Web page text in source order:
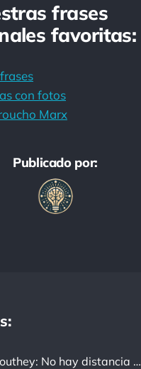
frases
favoritas:
con fotos
Marx
Publicado por:
Robert Southey: No hay distancia o tiempo que pueda disminuir la amistad de aquellos que están completamente convencidos del valor del otro